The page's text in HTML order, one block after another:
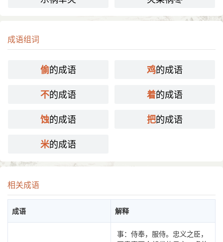
成语组词
偷的成语 鸡的成语
不的成语 着的成语
蚀的成语 把的成语
米的成语
相关成语
成语 解释
事：侍奉，服侍。忠义之臣，